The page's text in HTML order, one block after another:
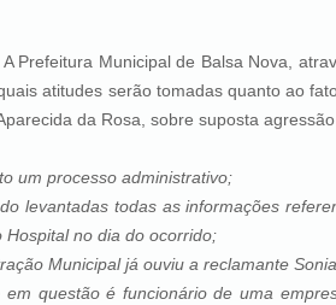
Municipal de Balsa Nova, através
atitudes serão tomadas quanto ao
da Rosa, sobre suposta
um processo administrativo;
levantadas todas as informações
Hospital no dia do ocorrido;
Municipal já ouviu a reclamante
em questão é funcionário de uma